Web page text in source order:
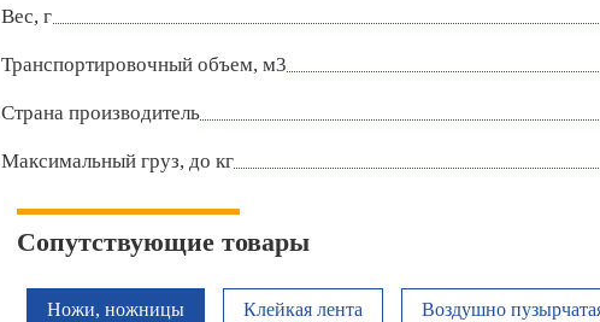
Вес, г
Транспортировочный объем, м3
Страна производитель
Максимальный груз, до кг
Сопутствующие товары
Ножи, ножницы Клейкая лента Воздушно